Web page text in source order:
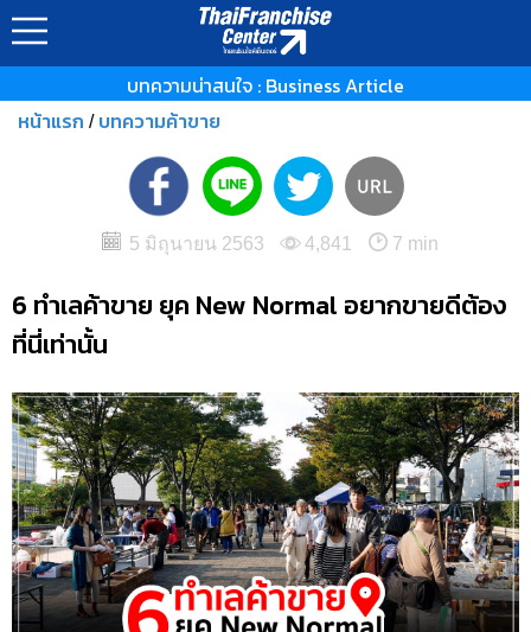
บทความน่าสนใจ : Business Article
หน้าแรก / บทความค้าขาย
5 มิถุนายน 2563 4,841 7 min
6 ทำเลค้าขาย ยุค New Normal อยากขายดีต้อง
ที่นี่เท่านั้น